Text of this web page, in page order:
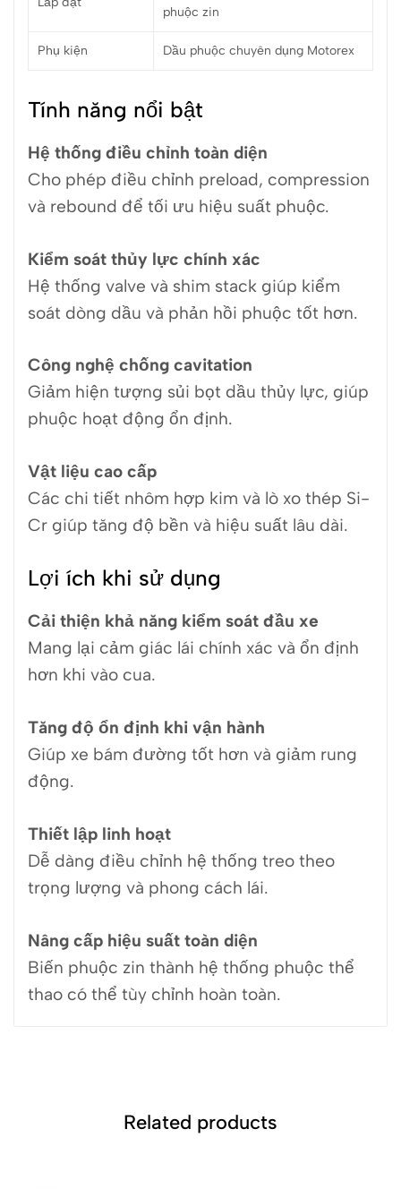
phuộc zin
Phụ kiện Dầu phuộc chuyên dụng Motorex
Tính năng nổi bật
Hệ thống điều chỉnh toàn diện
Cho phép điều chỉnh preload, compression
và rebound để tối ưu hiệu suất phuộc.
Kiểm soát thủy lực chính xác
Hệ thống valve và shim stack giúp kiểm
soát dòng dầu và phản hồi phuộc tốt hơn.
Công nghệ chống cavitation
Giảm hiện tượng sủi bọt dầu thủy lực, giúp
phuộc hoạt động ổn định.
Vật liệu cao cấp
Các chi tiết nhôm hợp kim và lò xo thép Si-
Cr giúp tăng độ bền và hiệu suất lâu dài.
Lợi ích khi sử dụng
Cải thiện khả năng kiểm soát đầu xe
Mang lại cảm giác lái chính xác và ổn định
hơn khi vào cua.
Tăng độ ổn định khi vận hành
Giúp xe bám đường tốt hơn và giảm rung
động.
Thiết lập linh hoạt
Dễ dàng điều chỉnh hệ thống treo theo
trọng lượng và phong cách lái.
Nâng cấp hiệu suất toàn diện
Biến phuộc zin thành hệ thống phuộc thể
thao có thể tùy chỉnh hoàn toàn.
Related products